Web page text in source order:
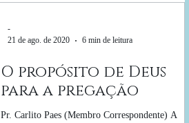
-
21 de ago. de 2020
6 min de leitura
O propósito de Deus
para a pregação
Pr. Carlito Paes (Membro Correspondente) A